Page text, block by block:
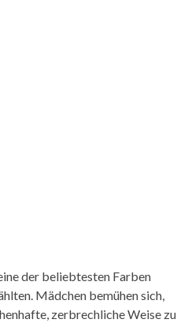
der beliebtesten Farben
Mädchen bemühen sich,
zerbrechliche Weise zu